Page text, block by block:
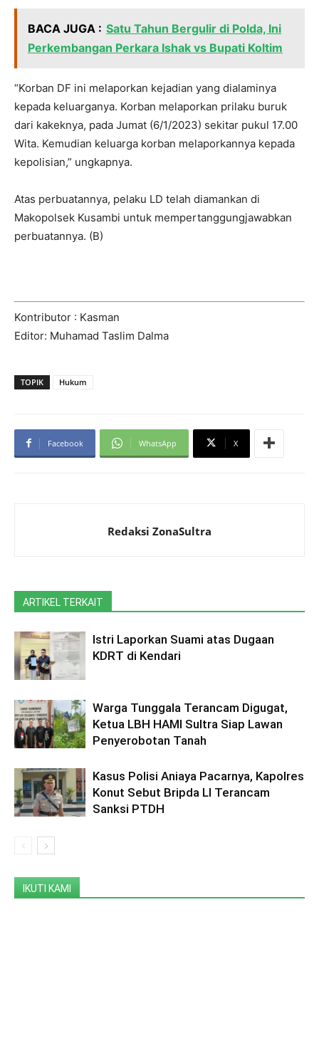
BACA JUGA : Satu Tahun Bergulir di Polda, Ini
Perkembangan Perkara Ishak vs Bupati Koltim
“Korban DF ini melaporkan kejadian yang dialaminya
kepada keluarganya. Korban melaporkan prilaku buruk
dari kakeknya, pada Jumat (6/1/2023) sekitar pukul 17.00
Wita. Kemudian keluarga korban melaporkannya kepada
kepolisian,” ungkapnya.
Atas perbuatannya, pelaku LD telah diamankan di
Makopolsek Kusambi untuk mempertanggungjawabkan
perbuatannya. (B)
Kontributor : Kasman
Editor: Muhamad Taslim Dalma
TOPIK Hukum
Facebook WhatsApp X
Redaksi ZonaSultra
ARTIKEL TERKAIT
Istri Laporkan Suami atas Dugaan
KDRT di Kendari
Warga Tunggala Terancam Digugat,
Ketua LBH HAMI Sultra Siap Lawan
Penyerobotan Tanah
Kasus Polisi Aniaya Pacarnya, Kapolres
Konut Sebut Bripda LI Terancam
Sanksi PTDH
IKUTI KAMI